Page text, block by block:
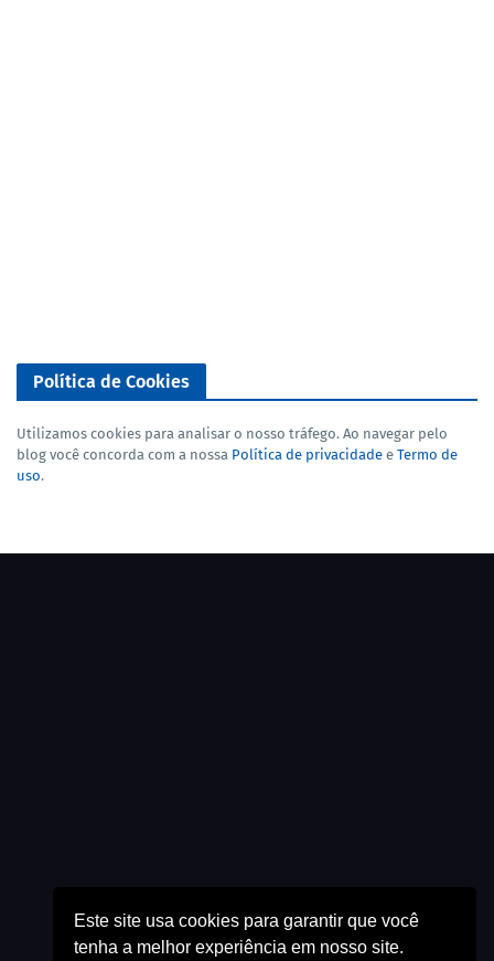
Este site usa cookies para garantir que você
tenha a melhor experiência em nosso site.
Política de Cookies
Utilizamos cookies para analisar o nosso tráfego. Ao navegar pelo
blog você concorda com a nossa Política de privacidade e Termo de
uso.